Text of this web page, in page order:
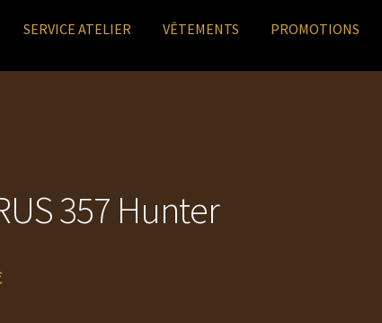
SERVICE ATELIER VÊTEMENTS PROMOTIONS
357 Hunter